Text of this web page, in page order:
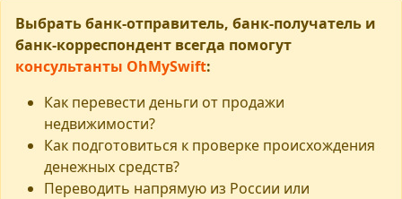
Выбрать банк-отправитель, банк-получатель и
банк-корреспондент всегда помогут
консультанты OhMySwift:
Как перевести деньги от продажи
недвижимости?
Как подготовиться к проверке происхождения
денежных средств?
Переводить напрямую из России или